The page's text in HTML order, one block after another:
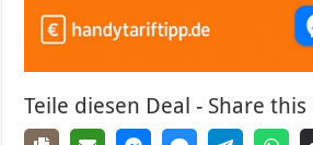
Teile diesen Deal - Share this